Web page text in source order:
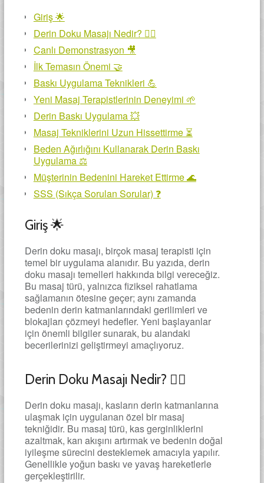
Giriş 🌟
Derin Doku Masajı Nedir? 🧘‍♂️
Canlı Demonstrasyon 🎥
İlk Temasın Önemi 🤝
Baskı Uygulama Teknikleri 💪
Yeni Masaj Terapistlerinin Deneyimi 🌱
Derin Baskı Uygulama 💥
Masaj Tekniklerini Uzun Hissettirme ⏳
Beden Ağırlığını Kullanarak Derin Baskı
Uygulama ⚖️
Müşterinin Bedenini Hareket Ettirme 🌊
SSS (Sıkça Sorulan Sorular) ❓
Giriş 🌟
Derin doku masajı, birçok masaj terapisti için
temel bir uygulama alanıdır. Bu yazıda, derin
doku masajı temelleri hakkında bilgi vereceğiz.
Bu masaj türü, yalnızca fiziksel rahatlama
sağlamanın ötesine geçer; aynı zamanda
bedenin derin katmanlarındaki gerilimleri ve
blokajları çözmeyi hedefler. Yeni başlayanlar
için önemli bilgiler sunarak, bu alandaki
becerilerinizi geliştirmeyi amaçlıyoruz.
Derin Doku Masajı Nedir? 🧘‍♂️
Derin doku masajı, kasların derin katmanlarına
ulaşmak için uygulanan özel bir masaj
tekniğidir. Bu masaj türü, kas gerginliklerini
azaltmak, kan akışını artırmak ve bedenin doğal
iyileşme sürecini desteklemek amacıyla yapılır.
Genellikle yoğun baskı ve yavaş hareketlerle
gerçekleştirilir.